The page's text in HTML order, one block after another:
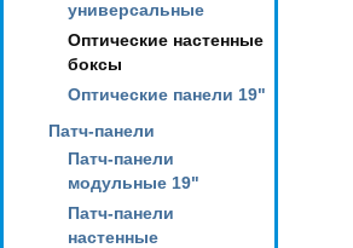
универсальные
Оптические настенные
боксы
Оптические панели 19"
Патч-панели
Патч-панели
модульные 19"
Патч-панели
настенные